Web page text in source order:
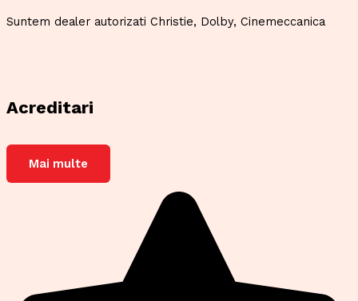
Suntem dealer autorizati Christie, Dolby, Cinemeccanica
Acreditari
Mai multe